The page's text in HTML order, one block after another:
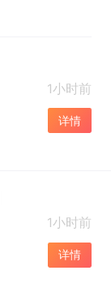
1小时前
详情
1小时前
详情